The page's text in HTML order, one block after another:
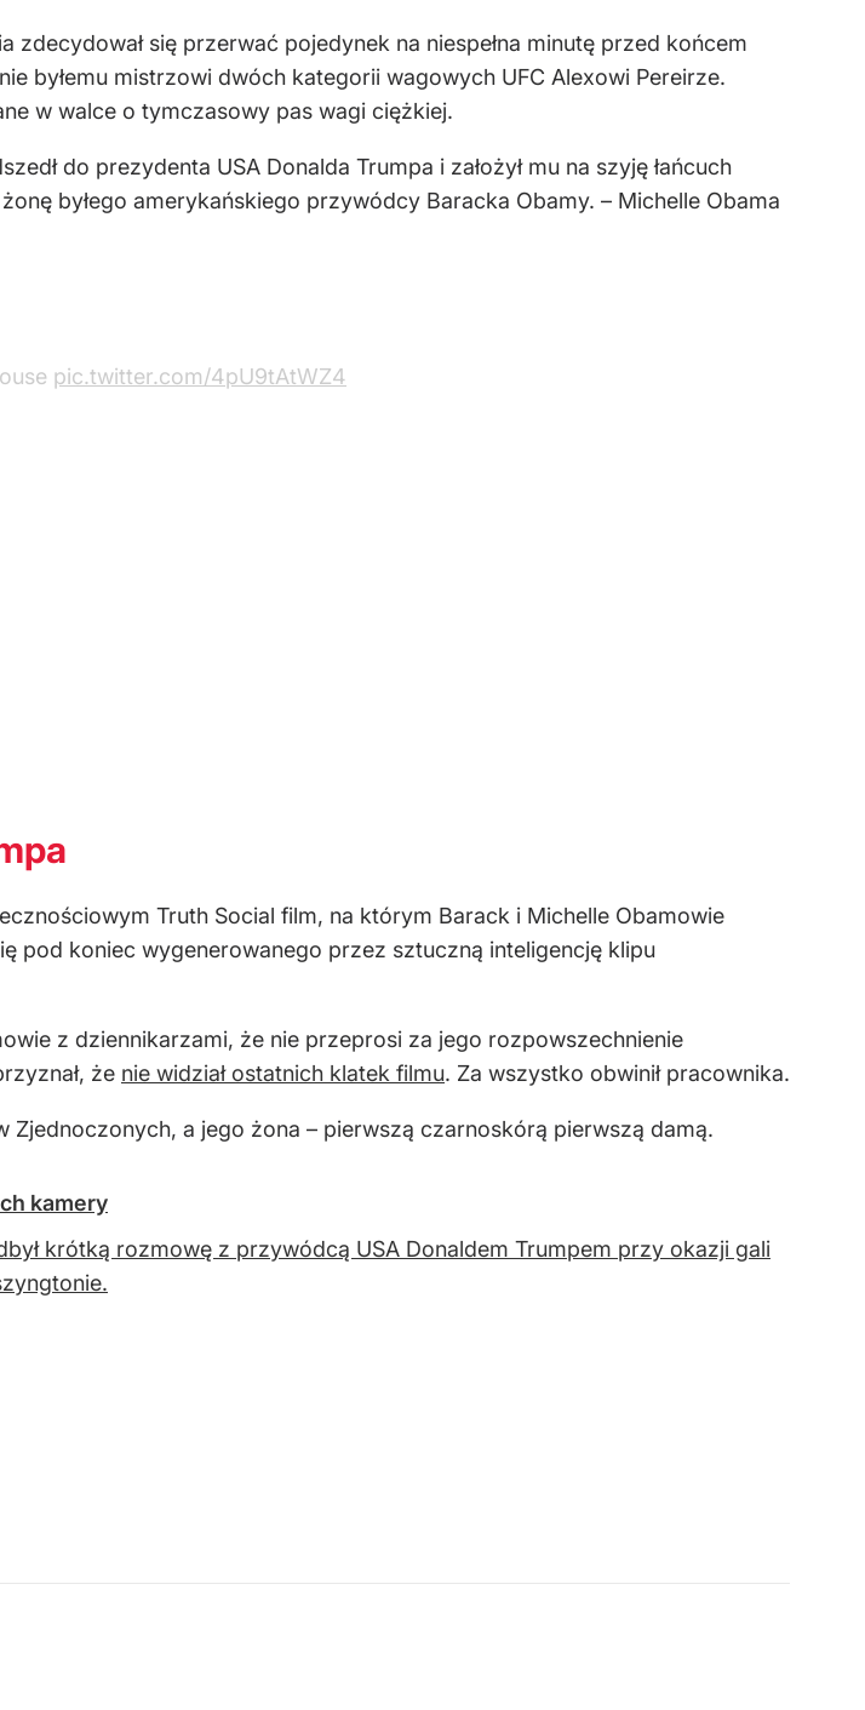
zdecydował się przerwać pojedynek na niespełna minutę przed końcem
byłemu mistrzowi dwóch kategorii wagowych UFC Alexowi Pereirze.
w walce o tymczasowy pas wagi ciężkiej.
do prezydenta USA Donalda Trumpa i założył mu na szyję łańcuch
byłego amerykańskiego przywódcy Baracka Obamy. – Michelle Obama
pic.twitter.com/4pU9tAtWZ4
Truth Social film, na którym Barack i Michelle Obamowie
pod koniec wygenerowanego przez sztuczną inteligencję klipu
z dziennikarzami, że nie przeprosi za jego rozpowszechnienie
że nie widział ostatnich klatek filmu. Za wszystko obwinił pracownika.
a jego żona – pierwszą czarnoskórą pierwszą damą.
kamery
krótką rozmowę z przywódcą USA Donaldem Trumpem przy okazji gali